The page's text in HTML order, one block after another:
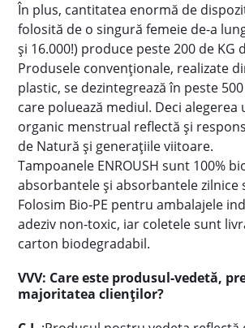
În plus, cantitatea enormă de
folosită de o singură femeie de-a
și 16.000!) produce peste 200 de KG
Produsele convenționale, realizate
plastic, se dezintegrează în peste
care poluează mediul. Deci
organic menstrual reflectă și
de Natură și generațiile viitoare.
Tampoanele ENROUSH sunt 100%
absorbantele și absorbantele zilnice
Folosim Bio-PE pentru ambalajele
adeziv non-toxic, iar coletele sunt
carton biodegradabil.
VVV: Care este produsul-vedetă,
majoritatea clienților?